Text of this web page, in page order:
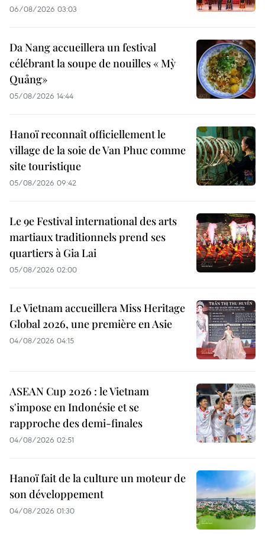
06/08/2026 03:03
Da Nang accueillera un festival
célébrant la soupe de nouilles « Mỳ
Quảng»
05/08/2026 14:44
Hanoï reconnaît officiellement le
village de la soie de Van Phuc comme
site touristique
05/08/2026 09:42
Le 9e Festival international des arts
martiaux traditionnels prend ses
quartiers à Gia Lai
05/08/2026 02:00
Le Vietnam accueillera Miss Heritage
Global 2026, une première en Asie
04/08/2026 04:15
ASEAN Cup 2026 : le Vietnam
s'impose en Indonésie et se
rapproche des demi-finales
04/08/2026 02:51
Hanoï fait de la culture un moteur de
son développement
04/08/2026 01:30